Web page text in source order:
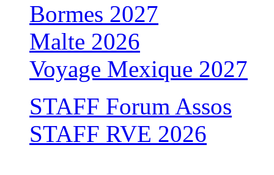
Bormes 2027
Malte 2026
Voyage Mexique 2027
STAFF Forum Assos
STAFF RVE 2026